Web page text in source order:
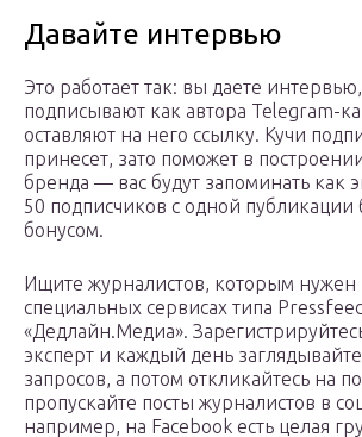
Давайте интервью
Это работает так: вы даете
подписывают как автора Telegram-
оставляют на него ссылку. Кучи
принесет, зато поможет в
бренда — вас будут запоминать как
50 подписчиков с одной публикации
бонусом.
Ищите журналистов, которым нужен
специальных сервисах типа
«Дедлайн.Медиа».
эксперт и каждый день
запросов, а потом откликайтесь на
пропускайте посты журналистов в
например, на Facebook есть целая